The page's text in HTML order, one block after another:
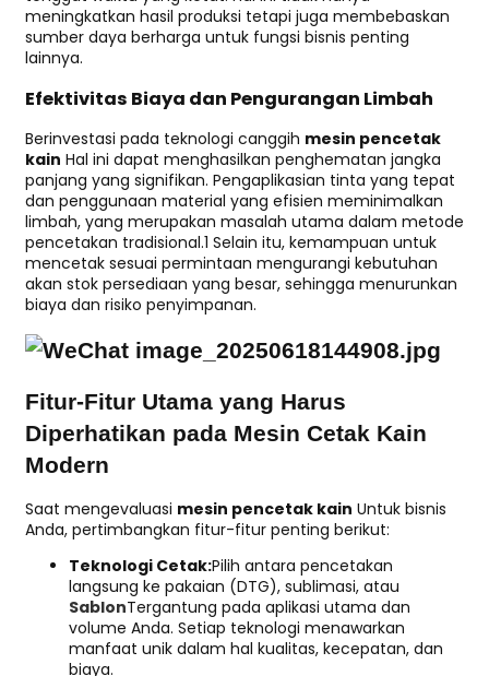
meningkatkan hasil produksi tetapi juga membebaskan
sumber daya berharga untuk fungsi bisnis penting
lainnya.
Efektivitas Biaya dan Pengurangan Limbah
Berinvestasi pada teknologi canggih mesin pencetak
kain Hal ini dapat menghasilkan penghematan jangka
panjang yang signifikan. Pengaplikasian tinta yang tepat
dan penggunaan material yang efisien meminimalkan
limbah, yang merupakan masalah utama dalam metode
pencetakan tradisional.1 Selain itu, kemampuan untuk
mencetak sesuai permintaan mengurangi kebutuhan
akan stok persediaan yang besar, sehingga menurunkan
biaya dan risiko penyimpanan.
Fitur-Fitur Utama yang Harus
Diperhatikan pada Mesin Cetak Kain
Modern
Saat mengevaluasi mesin pencetak kain Untuk bisnis
Anda, pertimbangkan fitur-fitur penting berikut:
Teknologi Cetak:Pilih antara pencetakan
langsung ke pakaian (DTG), sublimasi, atau
SablonTergantung pada aplikasi utama dan
volume Anda. Setiap teknologi menawarkan
manfaat unik dalam hal kualitas, kecepatan, dan
biaya.